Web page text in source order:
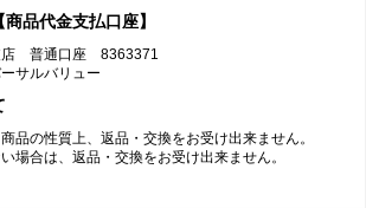
品代金支払口座】
店 普通口座 8363371
サルバリュー
品の性質上、返品・交換をお受け出来ません。
場合は、返品・交換をお受け出来ません。